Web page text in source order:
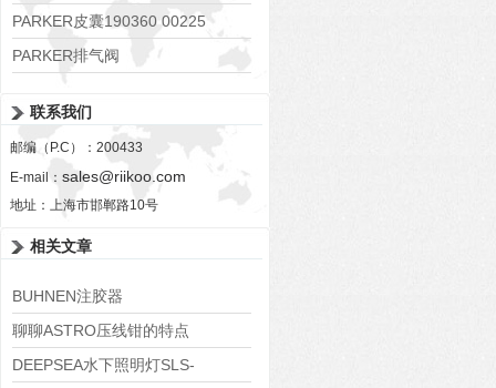
PARKER皮囊190360 00225
PARKER排气阀
联系我们
邮编（P.C）：200433
E-mail： sales@riikoo.com
地址：上海市邯郸路10号
相关文章
BUHNEN注胶器
HB710spray/HB710HT产品简介
聊聊ASTRO压线钳的特点
DEEPSEA水下照明灯SLS-